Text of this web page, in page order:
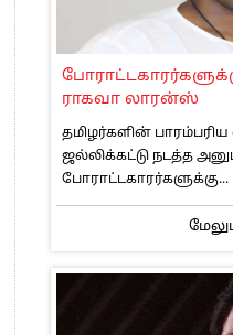
ராகவா லாரன்ஸ்
தமிழர்களின்
ஜல்லிக்கட்டு நடத்த
போராட்டகாரர்களுக்கு...